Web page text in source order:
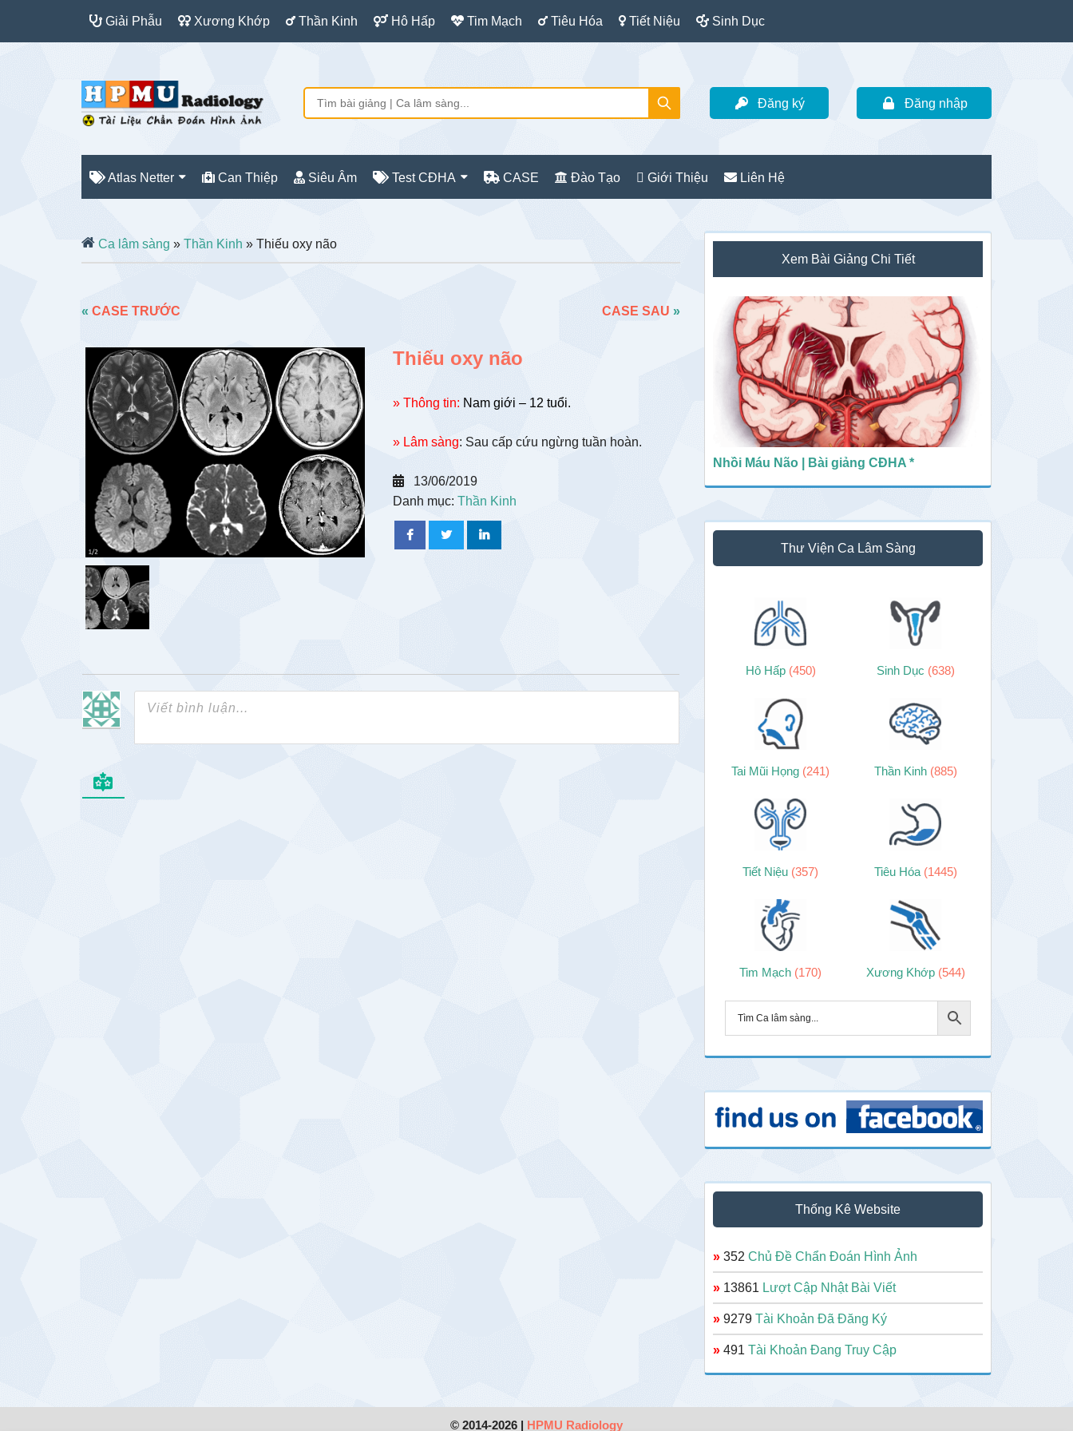
Giải Phẫu Xương Khớp Thần Kinh Hô Hấp Tim Mạch Tiêu Hóa Tiết Niệu Sinh Dục
Đăng ký Đăng nhập
Atlas Netter Can Thiệp Siêu Âm Test CĐHA CASE Đào Tạo Giới Thiệu Liên Hệ
Ca lâm sàng » Thần Kinh » Thiếu oxy não
« CASE TRƯỚC CASE SAU »
Thiếu oxy não
» Thông tin: Nam giới – 12 tuổi.
» Lâm sàng: Sau cấp cứu ngừng tuần hoàn.
13/06/2019
Danh mục: Thần Kinh
Sidebar
chính
Xem Bài Giảng Chi Tiết
Nhồi Máu Não | Bài giảng CĐHA *
Thư Viện Ca Lâm Sàng
Hô Hấp (450) Sinh Dục (638)
Tai Mũi Họng (241) Thần Kinh (885)
Tiết Niệu (357) Tiêu Hóa (1445)
Tim Mạch (170) Xương Khớp (544)
Thống Kê Website
» 352 Chủ Đề Chẩn Đoán Hình Ảnh
» 13861 Lượt Cập Nhật Bài Viết
» 9279 Tài Khoản Đã Đăng Ký
» 491 Tài Khoản Đang Truy Cập
© 2014-2026 | HPMU Radiology